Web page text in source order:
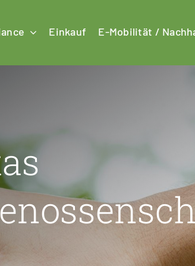
Einkauf E-Mobilität /